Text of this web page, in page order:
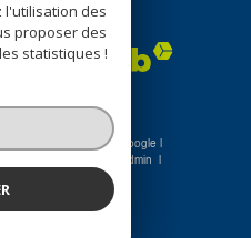
powered by Google |
Admin
l'utilisation des
proposer des
statistiques !